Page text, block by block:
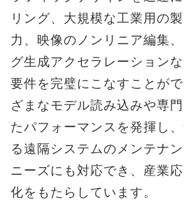
リング、大規模な工業用の
力、映像のノンリニア編集
グ生成アクセラレーション
要件を完璧にこなすことが
ざまなモデル読み込みや専
たパフォーマンスを発揮し
る遠隔システムのメンテナ
ニーズにも対応でき、産業
化をもたらしています。